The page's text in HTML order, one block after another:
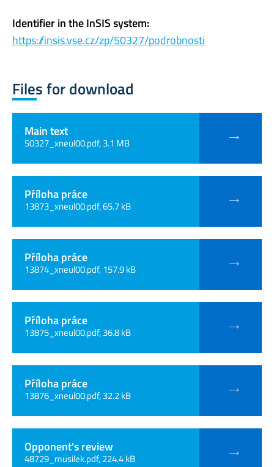
Identifier in the InSIS system:
https://insis.vse.cz/zp/50327/podrobnosti
Files for download
Main text
50327_xneul00.pdf, 3.1 MB
Příloha práce
13873_xneul00.pdf, 65.7 kB
Příloha práce
13874_xneul00.pdf, 157.9 kB
Příloha práce
13875_xneul00.pdf, 36.8 kB
Příloha práce
13876_xneul00.pdf, 32.2 kB
Opponent's review
48729_musilek.pdf, 224.4 kB